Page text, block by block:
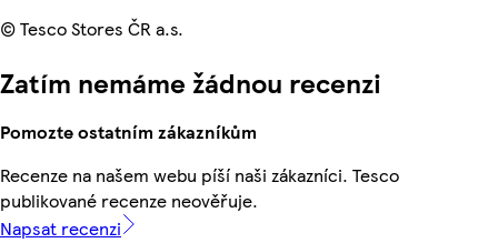
© Tesco Stores ČR a.s.
Zatím nemáme žádnou recenzi
Pomozte ostatním zákazníkům
Recenze na našem webu píší naši zákazníci. Tesco
publikované recenze neověřuje.
Napsat recenzi